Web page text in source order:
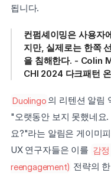
됩니다.
컨펌셰이밍은 사용자
지만, 실제로는 한쪽
을 침해한다. - Colin
CHI 2024 다크패턴
Duolingo 의 리텐션 알림
"오랫동안 보지 못했네요
요?"라는 알림은 게이미
UX 연구자들은 이를 감
reengagement) 전략의